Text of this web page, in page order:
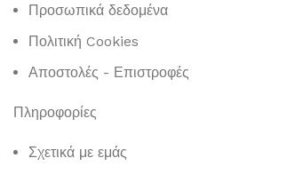
Προσωπικά δεδομένα
Πολιτική Cookies
Αποστολές - Επιστροφές
Πληροφορίες
Σχετικά με εμάς